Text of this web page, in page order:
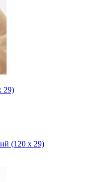
29)
(120 х 29)